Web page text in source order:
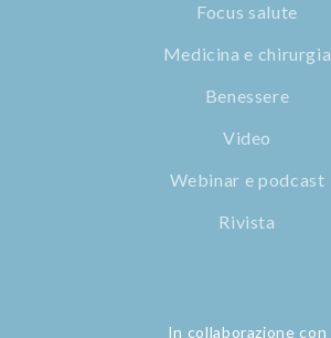
Focus salute
Medicina e chirurgia
Benessere
Video
Webinar e podcast
Rivista
In collaborazione con